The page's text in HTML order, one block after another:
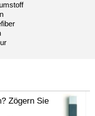
Zögern Sie